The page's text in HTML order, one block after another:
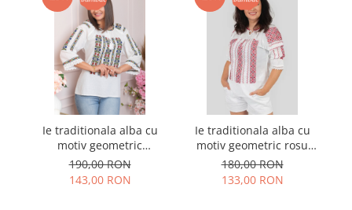
Ie traditionala alba cu
motiv geometric
multicolor Geanina 02
190,00 RON
143,00 RON
Ie traditionala alba cu
motiv geometric rosu
Anemona
180,00 RON
133,00 RON